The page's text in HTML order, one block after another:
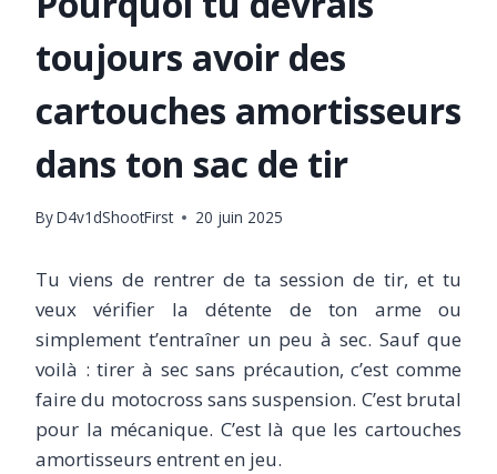
toujours avoir des
cartouches amortisseurs
dans ton sac de tir
ByD4v1dShootFirst 20 juin 2025
Tu viens de rentrer de ta session de tir, et tu
veux vérifier la détente de ton arme ou
simplement t’entraîner un peu à sec. Sauf que
voilà : tirer à sec sans précaution, c’est comme
faire du motocross sans suspension. C’est brutal
pour la mécanique. C’est là que les cartouches
amortisseurs entrent en jeu.